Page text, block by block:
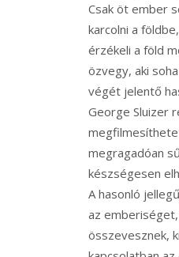
Csak öt ember
karcolni a
érzékeli a föld
özvegy, aki
végét jelentő
George Sluizer
megragadóan
készségesen
A hasonló
az
összevesznek,